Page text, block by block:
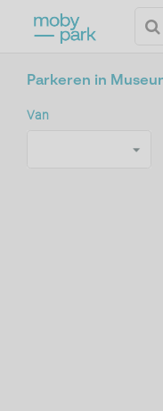
Parkeren in
Van